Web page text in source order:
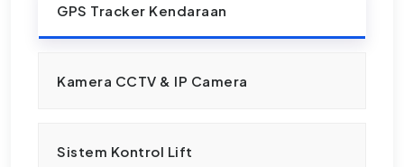
GPS Tracker Kendaraan
Kamera CCTV & IP Camera
Sistem Kontrol Lift